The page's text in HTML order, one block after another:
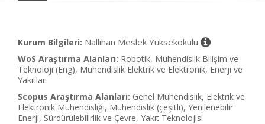
Kurum Bilgileri: Nallıhan Meslek Yüksekokulu
WoS Araştırma Alanları: Robotik, Mühendislik Bilişim ve
Teknoloji (Eng), Mühendislik Elektrik ve Elektronik, Enerji ve
Yakıtlar
Scopus Araştırma Alanları: Genel Mühendislik, Elektrik ve
Elektronik Mühendisliği, Mühendislik (çeşitli), Yenilenebilir
Enerji, Sürdürülebilirlik ve Çevre, Yakıt Teknolojisi